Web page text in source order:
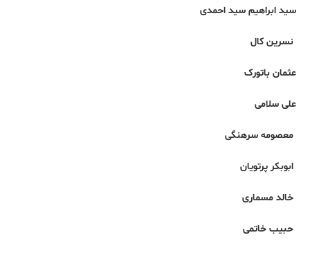
سید ابراهیم سید احمدی
نسرین کال
عثمان باتورک
علی سلامی
معصومه سرهنگی
ابوبکر پرتویان
خالد مسماری
حبیب خاتمی